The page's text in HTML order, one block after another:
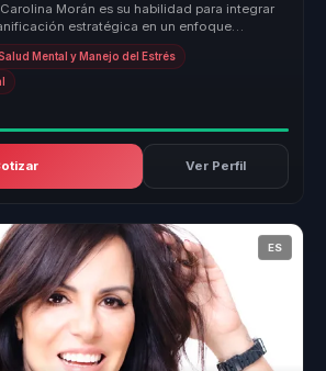
Morán es su habilidad para integrar
estratégica en un enfoque
Mental y Manejo del Estrés
Ver Perfil
ES